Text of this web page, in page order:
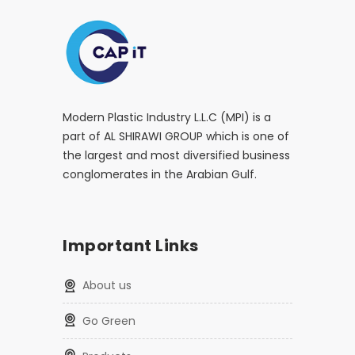
Modern Plastic Industry L.L.C (MPI) is a
part of AL SHIRAWI GROUP which is one of
the largest and most diversified business
conglomerates in the Arabian Gulf.
Important Links
About us
Go Green